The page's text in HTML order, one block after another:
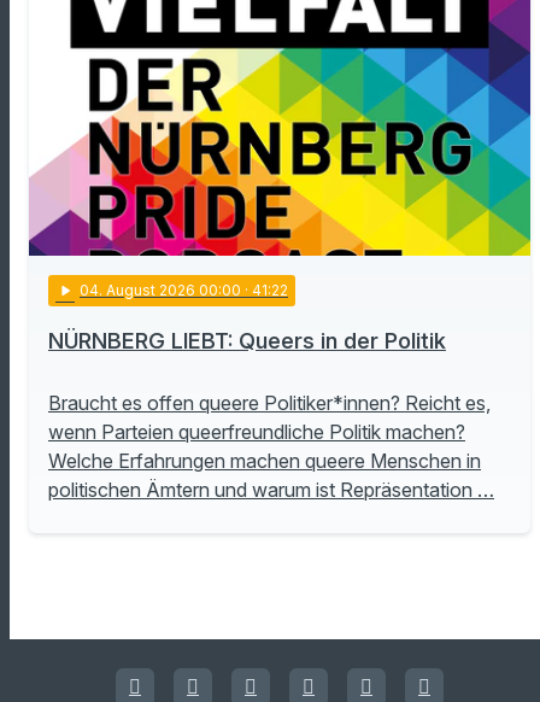
play_arrow 04. August 2026 00:00 · 41:22
NÜRNBERG LIEBT: Queers in der Politik
Braucht es offen queere Politiker*innen? Reicht es,
wenn Parteien queerfreundliche Politik machen?
Welche Erfahrungen machen queere Menschen in
politischen Ämtern und warum ist Repräsentation …